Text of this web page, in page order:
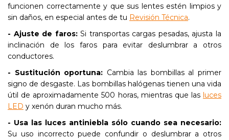
funcionen correctamente y que sus lentes estén limpios y
sin daños, en especial antes de tu Revisión Técnica.
- Ajuste de faros:Si transportas cargas pesadas, ajusta la
inclinación de los faros para evitar deslumbrar a otros
conductores.
- Sustitución oportuna: Cambia las bombillas al primer
signo de desgaste. Las bombillas halógenas tienen una vida
útil de aproximadamente 500 horas, mientras que las luces
LED y xenón duran mucho más.
- Usa las luces antiniebla sólo cuando sea necesario:
Su uso incorrecto puede confundir o deslumbrar a otros